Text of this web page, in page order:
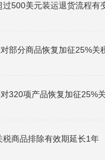
过500美元装运退货流程有
部分商品恢复加征25%关
320项产品恢复加征25%
税商品排除有效期延长1年